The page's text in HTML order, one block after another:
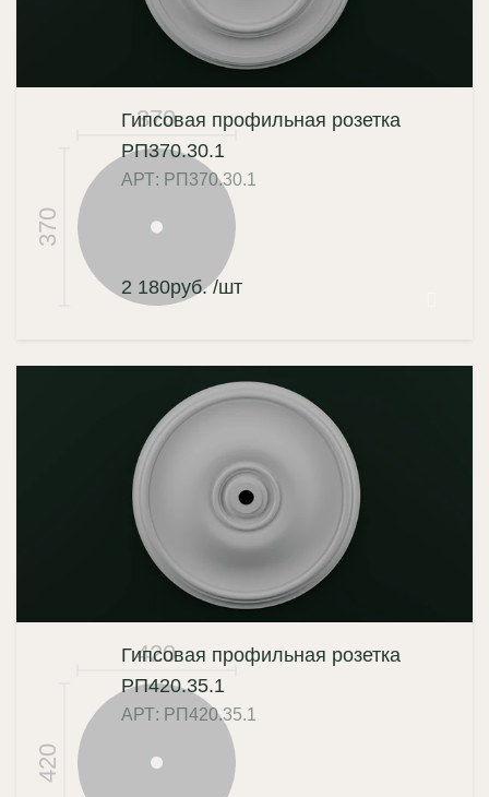
370
370
Гипсовая профильная розетка
РП370.30.1
АРТ: РП370.30.1
2 180руб. /шт
420
420
Гипсовая профильная розетка
РП420.35.1
АРТ: РП420.35.1